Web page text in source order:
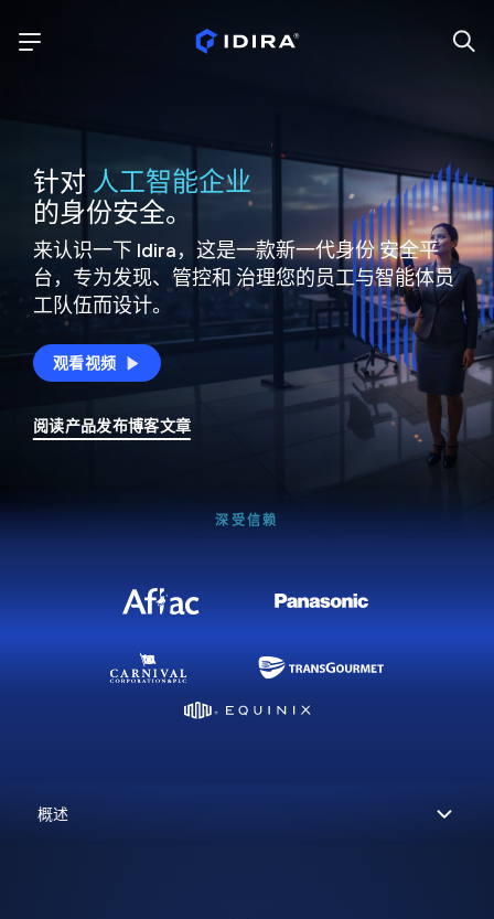
针对 人工智能企业
的身份安全。
来认识一下 Idira，这是一款新一代身份安全平
台，专为发现、管控和 治理您的员工与智能体员
工队伍而设计。
观看视频
阅读产品发布博客文章
深受信赖